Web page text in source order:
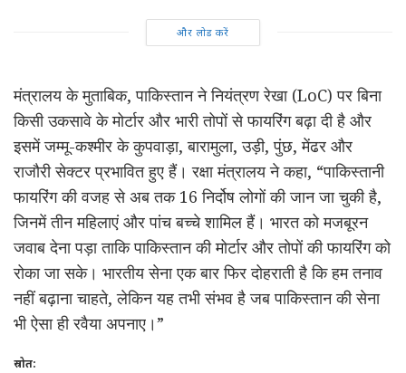
और लोड करें
मंत्रालय के मुताबिक, पाकिस्तान ने नियंत्रण रेखा (LoC) पर बिना
किसी उकसावे के मोर्टार और भारी तोपों से फायरिंग बढ़ा दी है और
इसमें जम्मू-कश्मीर के कुपवाड़ा, बारामुला, उड़ी, पुंछ, मेंढर और
राजौरी सेक्टर प्रभावित हुए हैं। रक्षा मंत्रालय ने कहा, “पाकिस्तानी
फायरिंग की वजह से अब तक 16 निर्दोष लोगों की जान जा चुकी है,
जिनमें तीन महिलाएं और पांच बच्चे शामिल हैं। भारत को मजबूरन
जवाब देना पड़ा ताकि पाकिस्तान की मोर्टार और तोपों की फायरिंग को
रोका जा सके। भारतीय सेना एक बार फिर दोहराती है कि हम तनाव
नहीं बढ़ाना चाहते, लेकिन यह तभी संभव है जब पाकिस्तान की सेना
भी ऐसा ही रवैया अपनाए।”
स्रोत: